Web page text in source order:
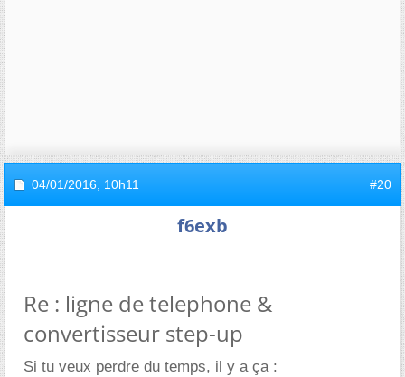
04/01/2016, 10h11 #20
f6exb
Re : ligne de telephone &
convertisseur step-up
Si tu veux perdre du temps, il y a ça :